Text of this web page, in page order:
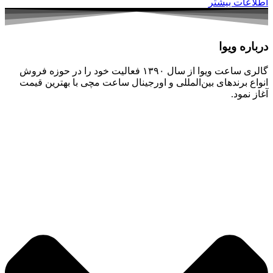
اطلاعات بیشتر
درباره ویوا
گالری ساعت ویوا از سال ۱۳۹۰ فعالیت خود را در حوزه فروش
انواع برندهای بین‌المللی و اورجینال ساعت مچی با بهترین قیمت
آغاز نمود.